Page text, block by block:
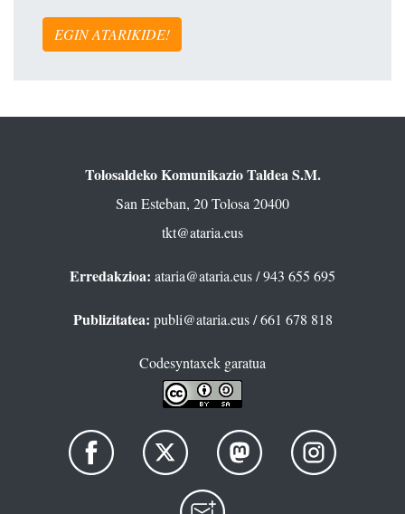
EGIN ATARIKIDE!
Tolosaldeko Komunikazio Taldea S.M.
San Esteban, 20 Tolosa 20400
tkt@ataria.eus
Erredakzioa: ataria@ataria.eus/ 943 655 695
Publizitatea: publi@ataria.eus/ 661 678 818
Codesyntaxek garatua